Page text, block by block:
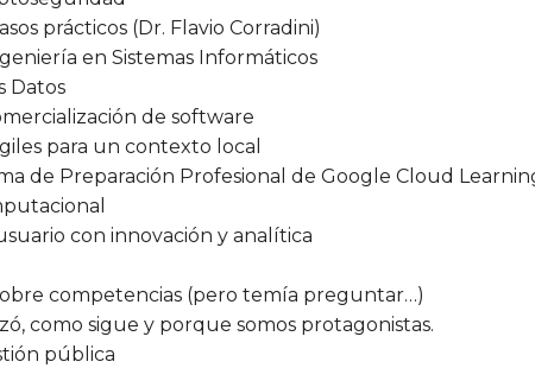
prácticos (Dr. Flavio Corradini)
en Sistemas Informáticos
Datos
de software
para un contexto local
de Preparación Profesional de Google Cloud
con innovación y analítica
competencias (pero temía preguntar…)
como sigue y porque somos protagonistas.
pública